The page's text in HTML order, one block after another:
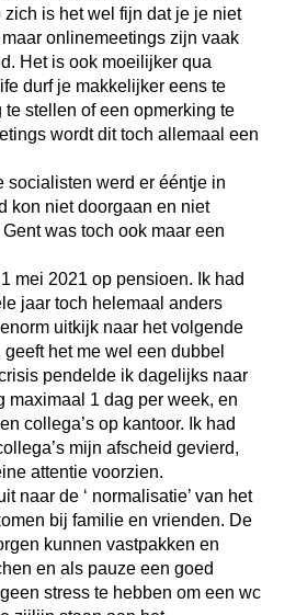
is het wel fijn dat je je niet
onlinemeetings zijn vaak
Het is ook moeilijker qua
durf je makkelijker eens te
stellen of een opmerking te
wordt dit toch allemaal een
socialisten werd er ééntje in
kon niet doorgaan en niet
was toch ook maar een
mei 2021 op pensioen. Ik had
jaar toch helemaal anders
uitkijk naar het volgende
het me wel een dubbel
pendelde ik dagelijks naar
maximaal 1 dag per week, en
collega’s op kantoor. Ik had
mijn afscheid gevierd,
attentie voorzien.
naar de ‘ normalisatie’ van het
bij familie en vrienden. De
kunnen vastpakken en
en als pauze een goed
stress te hebben om een wc